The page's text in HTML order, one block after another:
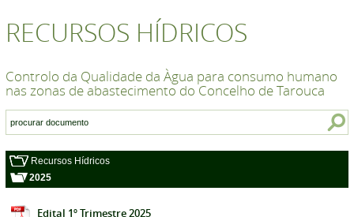
RECURSOS HÍDRICOS
Controlo da Qualidade da Àgua para consumo humano
nas zonas de abastecimento do Concelho de Tarouca
Recursos Hídricos
2025
Edital 1º Trimestre 2025